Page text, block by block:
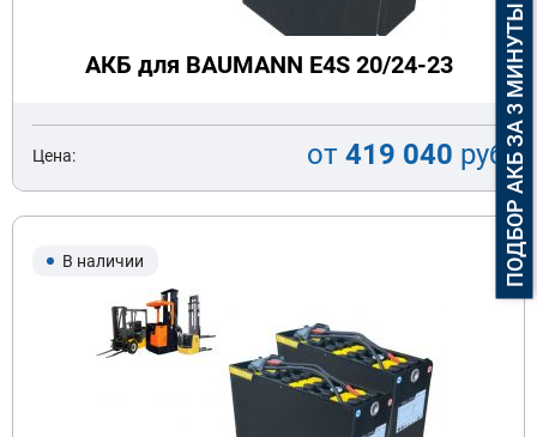
АКБ для BAUMANN E4S 20/24-23
Цена: от 419 040 руб
В наличии ПОДБОР АКБ ЗА 3 МИНУТЫ